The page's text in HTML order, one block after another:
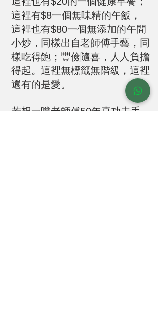
這裡有$8一個無味精的午飯，
這裡也有$80一個無添加的午間
小炒，同樣出自老師傅手藝，同
樣吃得飽；豐儉隨喜，人人負擔
得起。這裡無標籤無階級，這裡
還有的是愛。
若想一嚐老師傅50年真功夫手